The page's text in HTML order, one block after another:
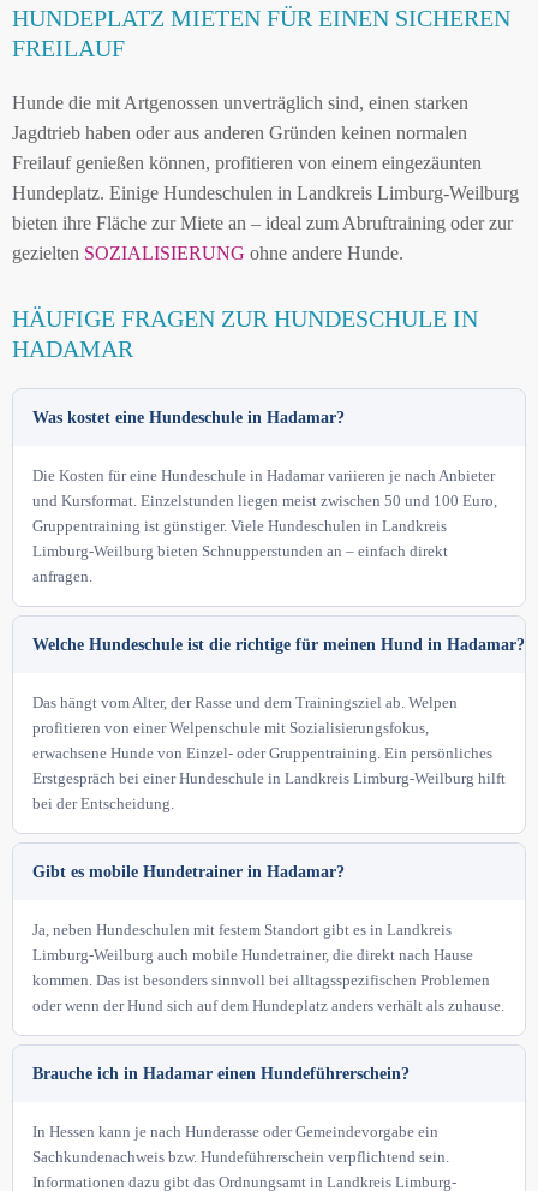
HUNDEPLATZ MIETEN FÜR EINEN SICHEREN
FREILAUF
Hunde die mit Artgenossen unverträglich sind, einen starken
Jagdtrieb haben oder aus anderen Gründen keinen normalen
Freilauf genießen können, profitieren von einem eingezäunten
Hundeplatz. Einige Hundeschulen in Landkreis Limburg-Weilburg
bieten ihre Fläche zur Miete an – ideal zum Abruftraining oder zur
gezielten SOZIALISIERUNG ohne andere Hunde.
HÄUFIGE FRAGEN ZUR HUNDESCHULE IN
HADAMAR
Was kostet eine Hundeschule in Hadamar?
Die Kosten für eine Hundeschule in Hadamar variieren je nach Anbieter
und Kursformat. Einzelstunden liegen meist zwischen 50 und 100 Euro,
Gruppentraining ist günstiger. Viele Hundeschulen in Landkreis
Limburg-Weilburg bieten Schnupperstunden an – einfach direkt
anfragen.
Welche Hundeschule ist die richtige für meinen Hund in Hadamar?
Das hängt vom Alter, der Rasse und dem Trainingsziel ab. Welpen
profitieren von einer Welpenschule mit Sozialisierungsfokus,
erwachsene Hunde von Einzel- oder Gruppentraining. Ein persönliches
Erstgespräch bei einer Hundeschule in Landkreis Limburg-Weilburg hilft
bei der Entscheidung.
Gibt es mobile Hundetrainer in Hadamar?
Ja, neben Hundeschulen mit festem Standort gibt es in Landkreis
Limburg-Weilburg auch mobile Hundetrainer, die direkt nach Hause
kommen. Das ist besonders sinnvoll bei alltagsspezifischen Problemen
oder wenn der Hund sich auf dem Hundeplatz anders verhält als zuhause.
Brauche ich in Hadamar einen Hundeführerschein?
In Hessen kann je nach Hunderasse oder Gemeindevorgabe ein
Sachkundenachweis bzw. Hundeführerschein verpflichtend sein.
Informationen dazu gibt das Ordnungsamt in Landkreis Limburg-